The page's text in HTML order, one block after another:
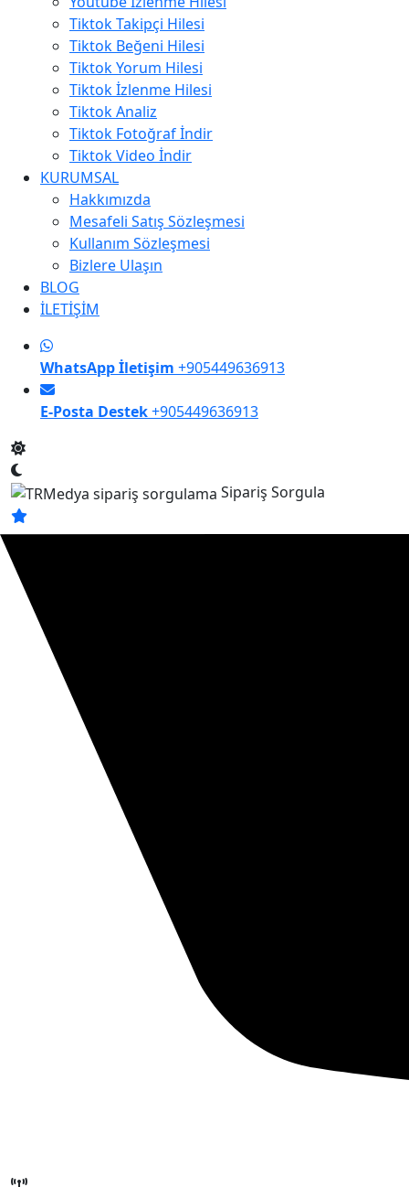
Tiktok Takipçi Hilesi
Tiktok Beğeni Hilesi
Tiktok Yorum Hilesi
Tiktok İzlenme Hilesi
Tiktok Analiz
Tiktok Fotoğraf İndir
Tiktok Video İndir
KURUMSAL
Hakkımızda
Mesafeli Satış Sözleşmesi
Kullanım Sözleşmesi
Bizlere Ulaşın
BLOG
İLETİŞİM
WhatsApp İletişim +905449636913
E-Posta Destek+905449636913
Sipariş Sorgula